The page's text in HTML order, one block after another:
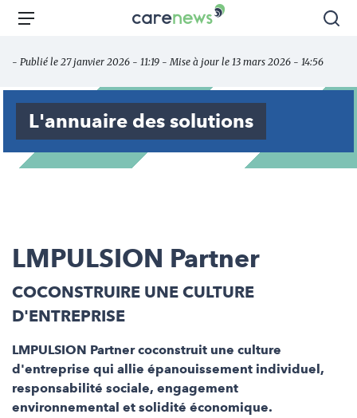
Aller
principal
Carenews,
des
acteurs
l'engagement
Menu
- Publié le 27 janvier 2026 - 11:19 - Mise à jour le 13 mars 2026 - 14:56
L'annuaire des solutions
LMPULSION Partner
COCONSTRUIRE UNE CULTURE
D'ENTREPRISE
LMPULSION Partner coconstruit une culture
d'entreprise qui allie épanouissement individuel,
responsabilité sociale, engagement
environnemental et solidité économique.